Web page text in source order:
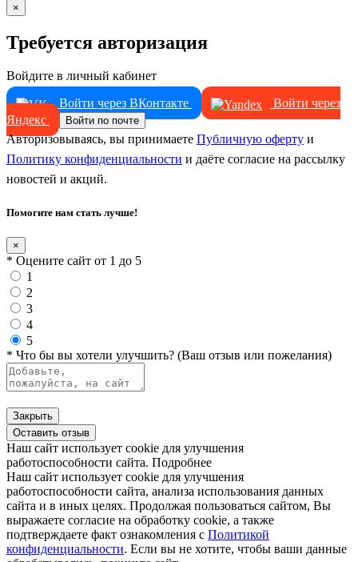
×
Требуется авторизация
Войдите в личный кабинет
Войти через ВКонтакте
Войти через
Яндекс
Войти по почте
Авторизовываясь, вы принимаете Публичную оферту и
Политику конфиденциальности и даёте согласие на рассылку
новостей и акций.
Помогите нам стать лучше!
×
* Оцените сайт от 1 до 5
1
2
3
4
5
* Что бы вы хотели улучшить? (Ваш отзыв или пожелания)
Закрыть
Оставить отзыв
Наш сайт использует cookie для улучшения
работоспособности сайта. Подробнее
Наш сайт использует cookie для улучшения
работоспособности сайта, анализа использования данных
сайта и в иных целях. Продолжая пользоваться сайтом, Вы
выражаете согласие на обработку cookie, а также
подтверждаете факт ознакомления с Политикой
конфиденциальности. Если вы не хотите, чтобы ваши данные